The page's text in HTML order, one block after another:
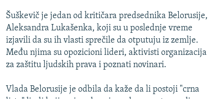
ISPRIČAJ MI
DNEVNO@RSE
SPECIJALI RSE
VIŠE OD NASLOVA
POPLAVE I KLIZIŠTA U BIH 2024.
Šuškevič je jedan od kritičara predsednika Belorusije,
Aleksandra Lukašenka, koji su u poslednje vreme
izjavili da su ih vlasti sprečile da otputuju iz zemlje.
Među njima su opozicioni lideri, aktivisti organizacija
za zaštitu ljudskih prava i poznati novinari.
Vlada Belorusije je odbila da kaže da li postoji "crna